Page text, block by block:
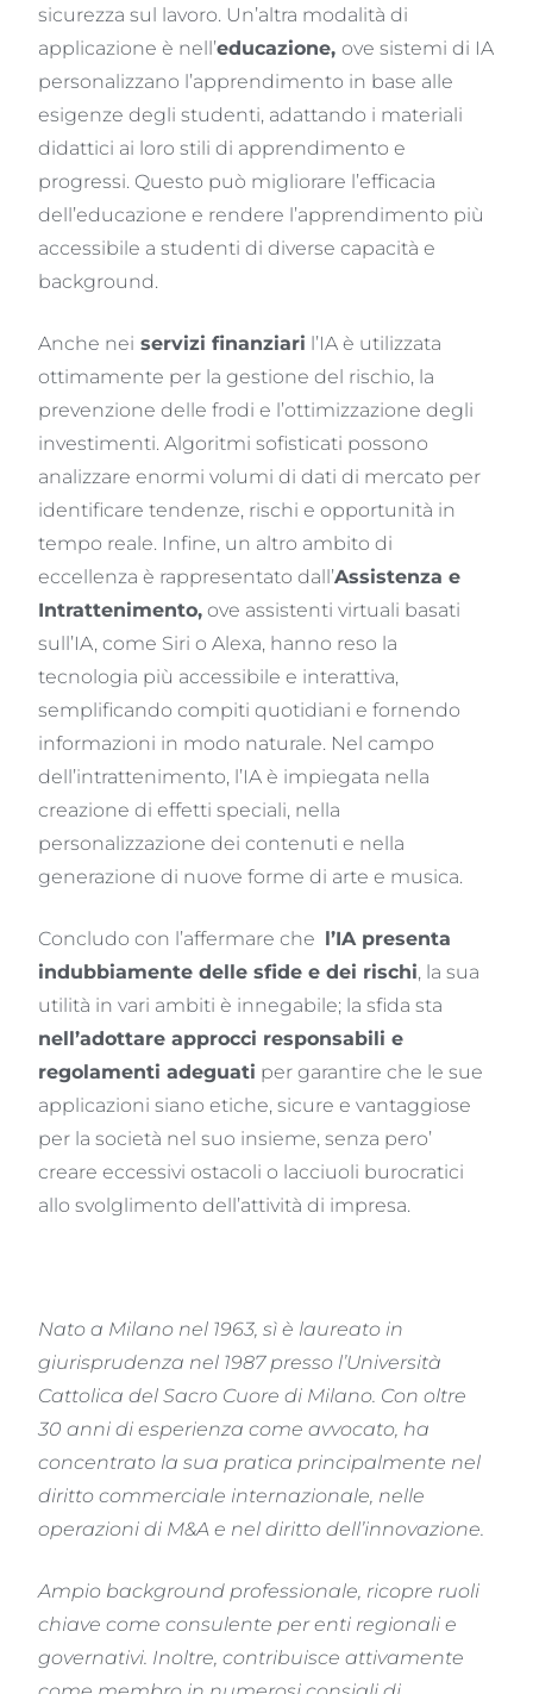
sicurezza sul lavoro. Un’altra modalità di
applicazione è nell’educazione,ove sistemi di IA
personalizzano l’apprendimento in base alle
esigenze degli studenti, adattando i materiali
didattici ai loro stili di apprendimento e
progressi. Questo può migliorare l’efficacia
dell’educazione e rendere l’apprendimento più
accessibile a studenti di diverse capacità e
background.
Anche nei servizi finanziari l’IA è utilizzata
ottimamente per la gestione del rischio, la
prevenzione delle frodi e l’ottimizzazione degli
investimenti. Algoritmi sofisticati possono
analizzare enormi volumi di dati di mercato per
identificare tendenze, rischi e opportunità in
tempo reale. Infine, un altro ambito di
eccellenza è rappresentato dall’Assistenza e
Intrattenimento, ove assistenti virtuali basati
sull’IA, come Siri o Alexa, hanno reso la
tecnologia più accessibile e interattiva,
semplificando compiti quotidiani e fornendo
informazioni in modo naturale. Nel campo
dell’intrattenimento, l’IA è impiegata nella
creazione di effetti speciali, nella
personalizzazione dei contenuti e nella
generazione di nuove forme di arte e musica.
Concludo con l’affermare che l’IA presenta
indubbiamente delle sfide e dei rischi, la sua
utilità in vari ambiti è innegabile; la sfida sta
nell’adottare approcci responsabili e
regolamenti adeguati per garantire che le sue
applicazioni siano etiche, sicure e vantaggiose
per la società nel suo insieme, senza pero’
creare eccessivi ostacoli o lacciuoli burocratici
allo svolglimento dell’attività di impresa.
Nato a Milano nel 1963, sì è laureato in
giurisprudenza nel 1987 presso l’Università
Cattolica del Sacro Cuore di Milano. Con oltre
30 anni di esperienza come avvocato, ha
concentrato la sua pratica principalmente nel
diritto commerciale internazionale, nelle
operazioni di M&A e nel diritto dell’innovazione.
Ampio background professionale, ricopre ruoli
chiave come consulente per enti regionali e
governativi. Inoltre, contribuisce attivamente